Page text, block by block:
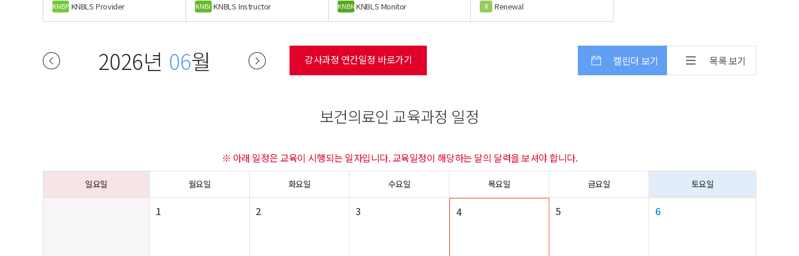
KNBP KNBLS Provider KNBI KNBLS Instructor KNBMKNBLS Monitor R Renewal
2026년 06월 강사과정 연간일정 바로가기 캘린더 보기 목록 보기
보건의료인 교육과정 일정
※ 아래 일정은 교육이 시행되는 일자입니다. 교육일정이 해당하는 달의 달력을 보셔야 합니다.
일요일 월요일 화요일 수요일 목요일 금요일 토요일
1 2 3 4 5 6